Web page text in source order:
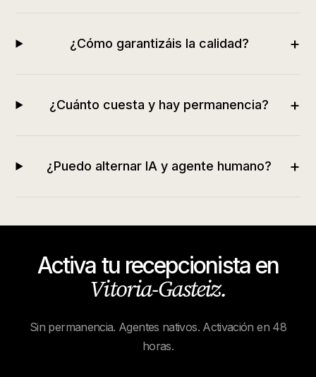
¿Cómo garantizáis la calidad? +
¿Cuánto cuesta y hay permanencia? +
¿Puedo alternar IA y agente humano? +
Activa tu recepcionista en
Vitoria-Gasteiz.
Sin permanencia. Agentes nativos. Activación en 48
horas.